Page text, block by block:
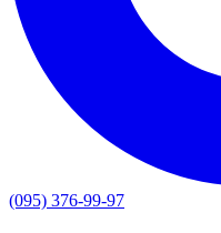
(095) 376-99-97